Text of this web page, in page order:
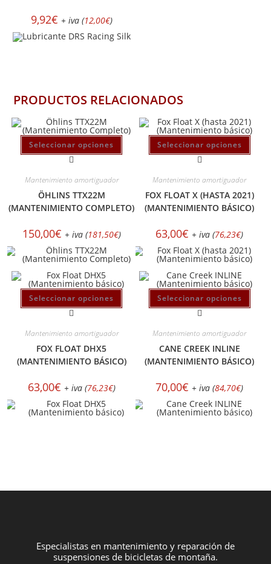
9,92€ + iva (12,00€)
PRODUCTOS RELACIONADOS
Seleccionar opciones
Mantenimiento amortiguador
ÖHLINS TTX22M
(MANTENIMIENTO COMPLETO)
150,00€ + iva (181,50€)
Seleccionar opciones
Mantenimiento amortiguador
FOX FLOAT X (HASTA 2021)
(MANTENIMIENTO BÁSICO)
63,00€ + iva (76,23€)
Seleccionar opciones
Mantenimiento amortiguador
FOX FLOAT DHX5
(MANTENIMIENTO BÁSICO)
63,00€ + iva (76,23€)
Seleccionar opciones
Mantenimiento amortiguador
CANE CREEK INLINE
(MANTENIMIENTO BÁSICO)
70,00€ + iva (84,70€)
Especialistas en mantenimiento y reparación de
suspensiones de bicicletas de montaña.